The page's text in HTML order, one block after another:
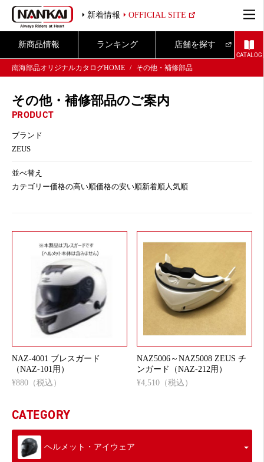
新着情報 OFFICIAL SITE
新商品情報 ランキング 店舗を探す
CATALOG
南海部品オリジナルカタログHOME
その他・補修部品
その他・補修部品のご案内
PRODUCT
ブランド
ZEUS
並べ替え
カテゴリー価格の高い順価格の安い順新着順人気順
NAZ-4001 ブレスガード
（NAZ-101用）
¥880（税込）
NAZ5006～NAZ5008 ZEUS チ
ンガード（NAZ-212用）
¥4,510（税込）
CATEGORY
ヘルメット・アイウェア